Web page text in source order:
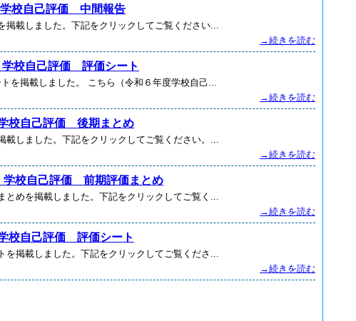
校自己評価 中間報告
載しました。下記をクリックしてご覧ください...
→続きを読む
校自己評価 評価シート
掲載しました。 こちら（令和６年度学校自己...
→続きを読む
校自己評価 後期まとめ
しました。下記をクリックしてご覧ください。...
→続きを読む
校自己評価 前期評価まとめ
めを掲載しました。下記をクリックしてご覧く...
→続きを読む
校自己評価 評価シート
掲載しました。下記をクリックしてご覧くださ...
→続きを読む